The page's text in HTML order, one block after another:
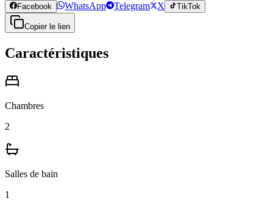
Facebook WhatsApp Telegram X TikTok
Copier le lien
Caractéristiques
Chambres
2
Salles de bain
1